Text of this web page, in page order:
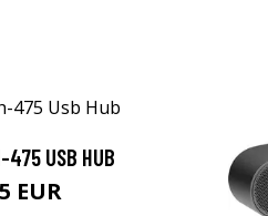
475 USB HUB
EUR